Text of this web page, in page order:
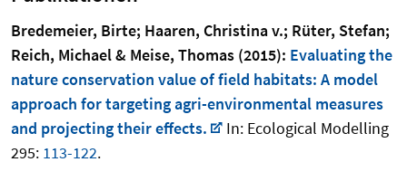
Bredemeier, Birte; Haaren, Christina v.; Rüter, Stefan;
Reich, Michael & Meise, Thomas (2015): Evaluating the
nature conservation value of field habitats: A model
approach for targeting agri-environmental measures
and projecting their effects.
In: Ecological Modelling
295: 113-122.